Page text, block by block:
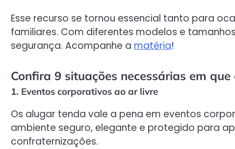
Esse recurso se tornou essencial tanto para
familiares. Com diferentes modelos e
segurança. Acompanhe a matéria!
Confira 9 situações necessárias em
1. Eventos corporativos ao ar livre
Os alugar tenda vale a pena em eventos
ambiente seguro, elegante e protegido para
confraternizações.